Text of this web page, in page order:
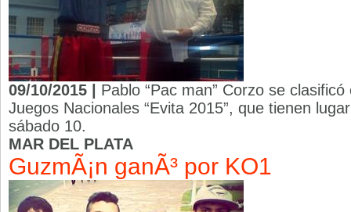
09/10/2015 | Pablo “Pac man” Corzo se
Juegos Nacionales “Evita 2015”, que tienen
sábado 10.
MAR DEL PLATA
GuzmÃ¡n ganÃ³ por KO1